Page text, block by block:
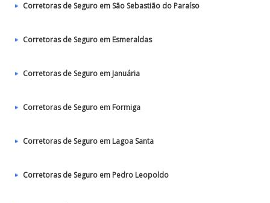
Corretoras de Seguro em São Sebastião do Paraíso
Corretoras de Seguro em Esmeraldas
Corretoras de Seguro em Januária
Corretoras de Seguro em Formiga
Corretoras de Seguro em Lagoa Santa
Corretoras de Seguro em Pedro Leopoldo